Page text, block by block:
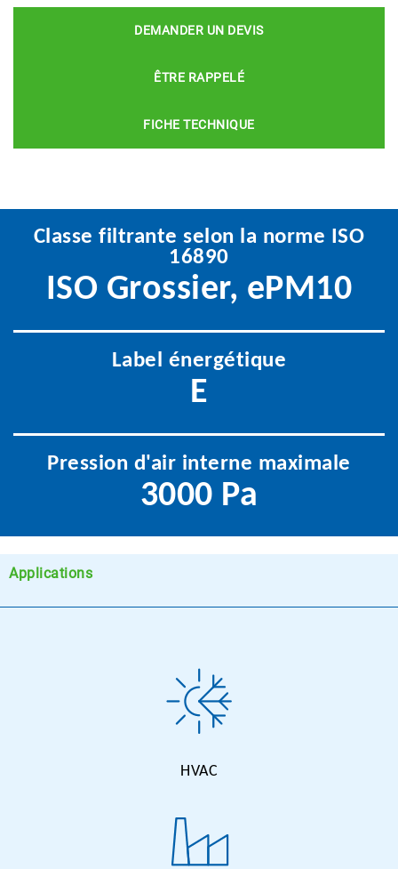
DEMANDER UN DEVIS
ÊTRE RAPPELÉ
FICHE TECHNIQUE
Classe filtrante selon la norme ISO
16890
ISO Grossier, ePM10
Label énergétique
E
Pression d'air interne maximale
3000 Pa
Applications
HVAC